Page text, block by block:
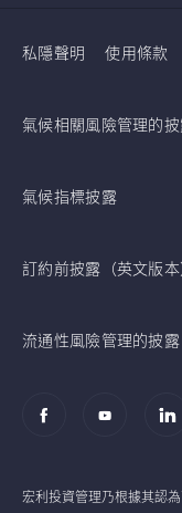
私隱聲明 使用條款
氣候相關風險管理的
氣候指標披露
訂約前披露（英文版本
流通性風險管理的披露
宏利投資管理乃根據其認